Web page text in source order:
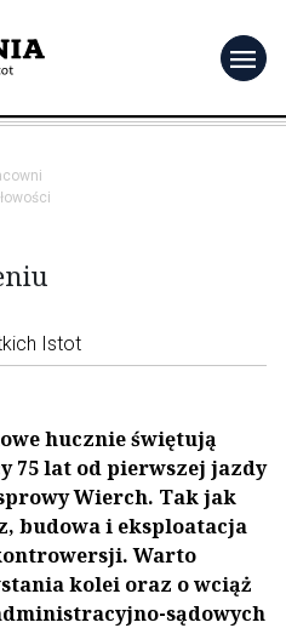
menu
Istot
hucznie świętują
75 lat od pierwszej jazdy
Wierch. Tak jak
budowa i eksploatacja
Warto
kolei oraz o wciąż
sądowych